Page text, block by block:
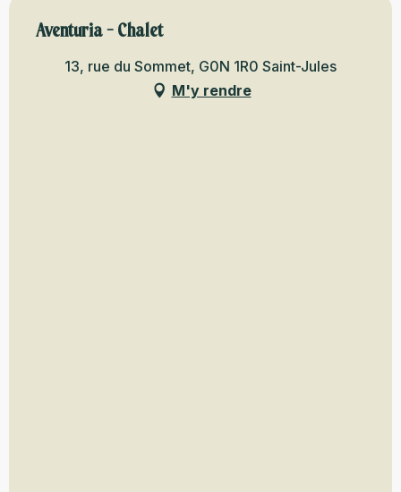
Aventuria - Chalet
13, rue du Sommet, G0N 1R0 Saint-Jules
M'y rendre